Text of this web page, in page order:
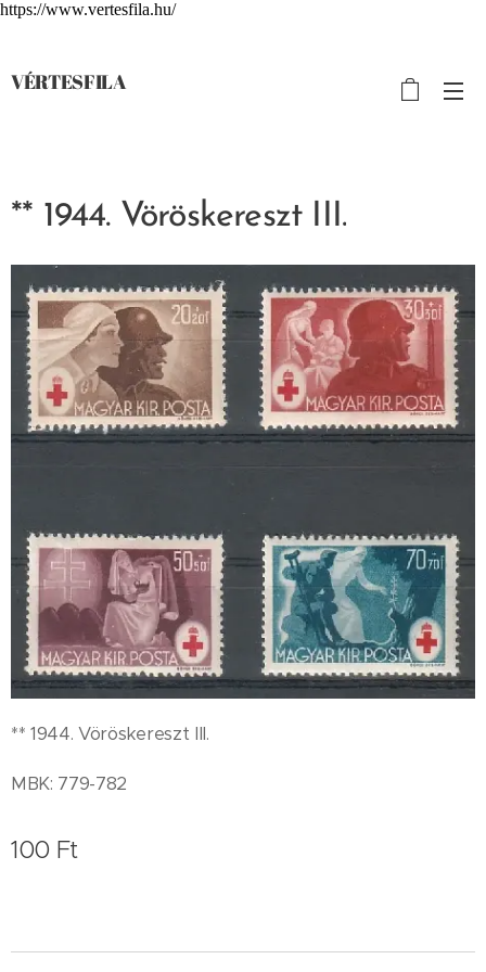
https://www.vertesfila.hu/
VÉRTESFILA
** 1944. Vöröskereszt III.
** 1944. Vöröskereszt III.
MBK: 779-782
100 Ft